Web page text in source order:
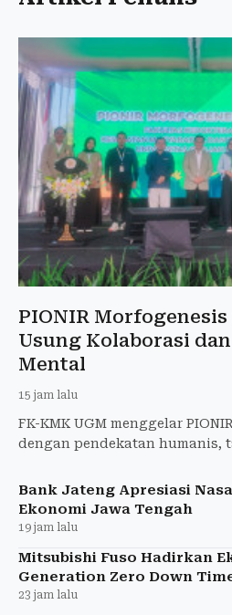
PIONIR Morfogenesis
Usung Kolaborasi
Mental
15 jam lalu
FK-KMK UGM menggelar
dengan pendekatan humanis,
Bank Jateng Apresiasi
Ekonomi Jawa Tengah
19 jam lalu
Mitsubishi Fuso Hadirkan
Generation Zero Down
23 jam lalu